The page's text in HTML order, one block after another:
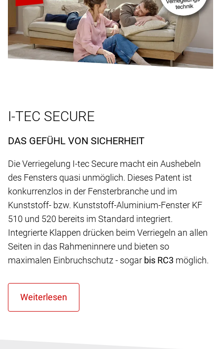
I-TEC SECURE
DAS GEFÜHL VON SICHERHEIT
Die Verriegelung I-tec Secure macht ein Aushebeln
des Fensters quasi unmöglich. Dieses Patent ist
konkurrenzlos in der Fensterbranche und im
Kunststoff- bzw. Kunststoff-Aluminium-Fenster KF
510 und 520 bereits im Standard integriert.
Integrierte Klappen drücken beim Verriegeln an allen
Seiten in das Rahmeninnere und bieten so
maximalen Einbruchschutz - sogar bis RC3 möglich.